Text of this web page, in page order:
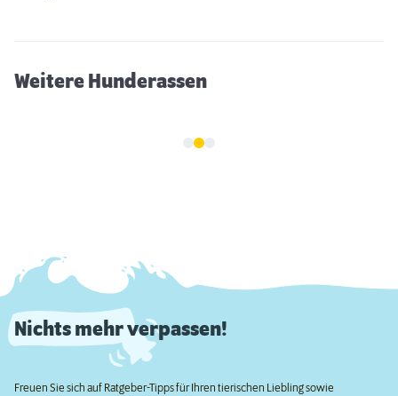
Weitere Hunderassen
Nichts mehr verpassen!
Freuen Sie sich auf Ratgeber-Tipps für Ihren tierischen Liebling sowie